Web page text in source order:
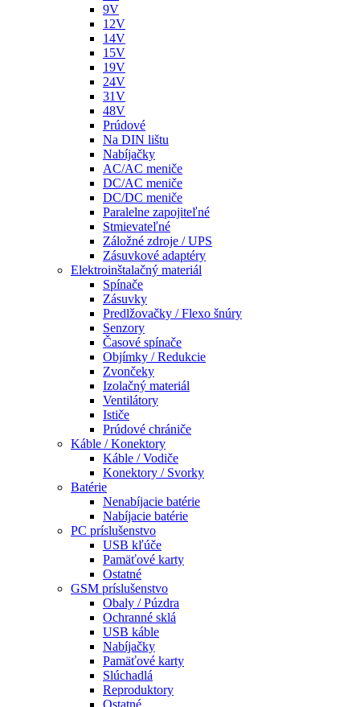
9V
12V
14V
15V
19V
24V
31V
48V
Prúdové
Na DIN lištu
Nabíjačky
AC/AC meniče
DC/AC meniče
DC/DC meniče
Paralelne zapojiteľné
Stmievateľné
Záložné zdroje / UPS
Zásuvkové adaptéry
Elektroinštalačný materiál
Spínače
Zásuvky
Predlžovačky / Flexo šnúry
Senzory
Časové spínače
Objímky / Redukcie
Zvončeky
Izolačný materiál
Ventilátory
Ističe
Prúdové chrániče
Káble / Konektory
Káble / Vodiče
Konektory / Svorky
Batérie
Nenabíjacie batérie
Nabíjacie batérie
PC príslušenstvo
USB kľúče
Pamäťové karty
Ostatné
GSM príslušenstvo
Obaly / Púzdra
Ochranné sklá
USB káble
Nabíjačky
Pamäťové karty
Slúchadlá
Reproduktory
Ostatné